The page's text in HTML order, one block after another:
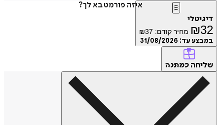
איזה פורמט בא לך?
דיגיטלי
₪32 מחיר קודם: ₪37
במבצע עד: 31/08/2026
שליחה כמתנה